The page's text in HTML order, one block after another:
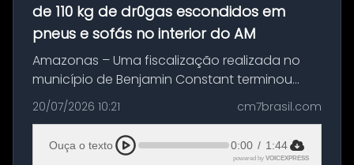
de 110 kg de dr0gas escondidos em
pneus e sofás no interior do AM
Amazonas – Uma fiscalização realizada no
município de Benjamin Constant terminou
com a apreensão de aproximadamente 115
quilos de entorpecentes em uma
embarcação atracada no porto da cidade. O
materia...
20/07/2026 10:21 cm7brasil.com
Ouça o texto 0:00 / 1:44
powered by VOICEXPRESS